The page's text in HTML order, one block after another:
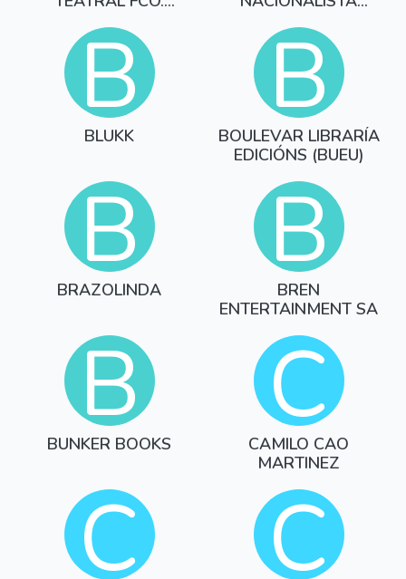
B
BLUKK B
BOULEVAR LIBRARÍA
EDICIÓNS (BUEU)
B
BRAZOLINDA B
BREN
ENTERTAINMENT SA
B
BUNKER BOOKS C
CAMILO CAO
MARTINEZ
C C